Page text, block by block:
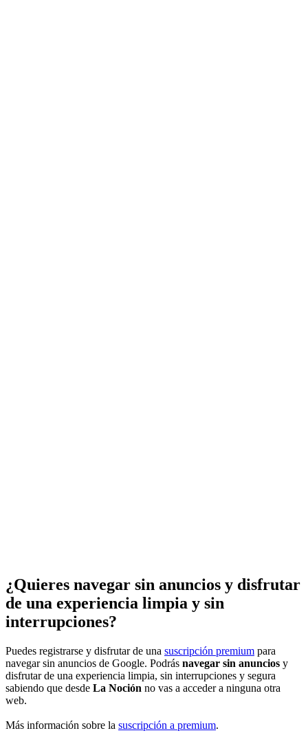
¿Quieres navegar sin anuncios y disfrutar
de una experiencia limpia y sin
interrupciones?
Puedes registrarse y disfrutar de una suscripción premium para
navegar sin anuncios de Google. Podrás navegar sin anuncios y
disfrutar de una experiencia limpia, sin interrupciones y segura
sabiendo que desde La Noción no vas a acceder a ninguna otra
web.
Más información sobre la suscripción a premium.